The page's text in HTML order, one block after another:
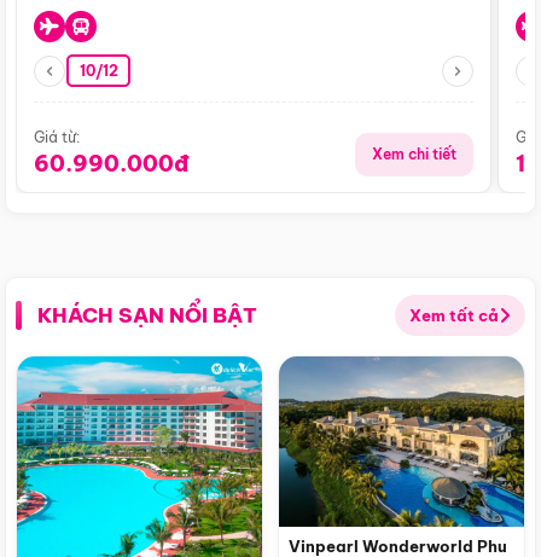
10/12
Giá từ:
60.990.000đ Xem chi tiết
KHÁCH SẠN NỔI BẬT Xem tất cả
Vinpearl Wonderworld Phu